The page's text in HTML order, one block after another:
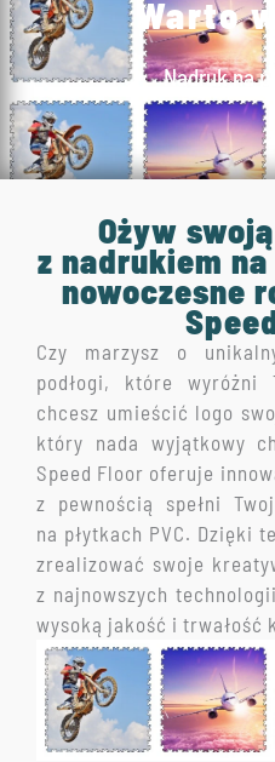
Warto
Nadruk na
Ożyw
z nadrukiem na
nowoczesne
Czy marzysz o
podłogi, które wyróżni
chcesz umieścić logo
który nada wyjątkowy
Speed Floor oferuje
z pewnością spełni
na płytkach PVC. Dzięki
zrealizować swoje
z najnowszych
wysoką jakość i trwałość